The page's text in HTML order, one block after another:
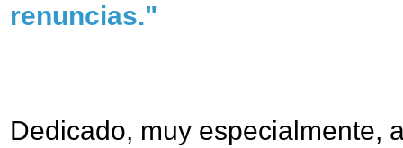
renuncias."
Dedicado, muy especialmente,